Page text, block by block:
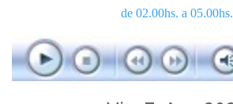
de 02.00hs. a 05.00hs.